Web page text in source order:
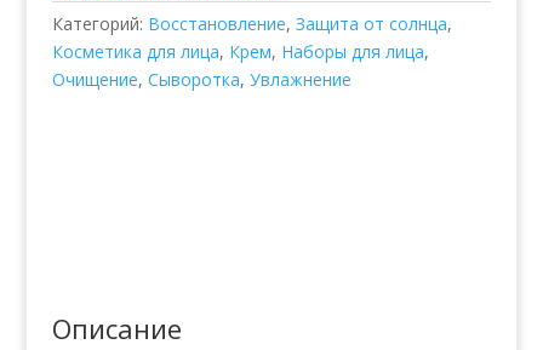
Категорий: Восстановление, Защита от солнца,
Косметика для лица, Крем, Наборы для лица,
Очищение, Сыворотка, Увлажнение
Описание